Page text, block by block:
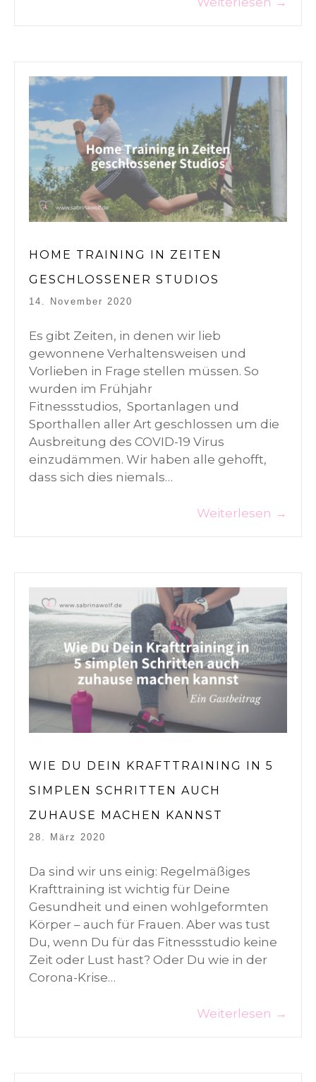
HOME TRAINING IN ZEITEN
GESCHLOSSENER STUDIOS
14. November 2020
Es gibt Zeiten, in denen wir lieb
gewonnene Verhaltensweisen und
Vorlieben in Frage stellen müssen. So
wurden im Frühjahr
Fitnessstudios, Sportanlagen und
Sporthallen aller Art geschlossen um die
Ausbreitung des COVID-19 Virus
einzudämmen. Wir haben alle gehofft,
dass sich dies niemals…
Weiterlesen →
WIE DU DEIN KRAFTTRAINING IN 5
SIMPLEN SCHRITTEN AUCH
ZUHAUSE MACHEN KANNST
28. März 2020
Da sind wir uns einig: Regelmäßiges
Krafttraining ist wichtig für Deine
Gesundheit und einen wohlgeformten
Körper – auch für Frauen. Aber was tust
Du, wenn Du für das Fitnessstudio keine
Zeit oder Lust hast? Oder Du wie in der
Corona-Krise…
Weiterlesen →